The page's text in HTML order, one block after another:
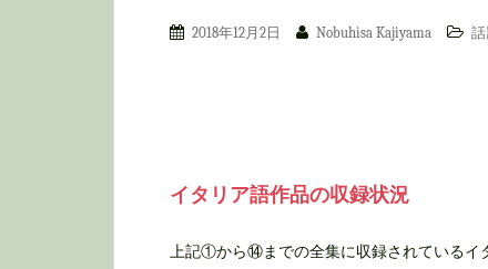
2018年12月2日 Nobuhisa Kajiyama 話
イタリア語作品の収録状況
上記①から⑭までの全集に収録されているイ